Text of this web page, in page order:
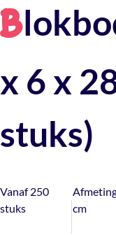
B
x 6 x
stuks)
Vanaf 250
stuks
cm